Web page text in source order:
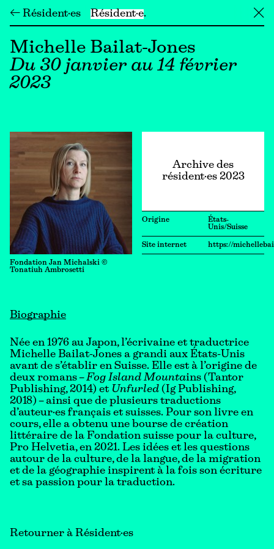
← Résident·es Résident·e ╳
Michelle Bailat-Jones
Du 30 janvier au 14 février
2023
Fondation Jan Michalski ©
Tonatiuh Ambrosetti
Archive des
résident·es 2023
Origine
États-
Unis/Suisse
Site internet https://
Biographie
Née en 1976 au Japon, l’écrivaine et traductrice
Michelle Bailat-Jones a grandi aux États-Unis
avant de s’établir en Suisse. Elle est à l’origine de
deux romans –Fog Island Mountains (Tantor
Publishing, 2014) et Unfurled (Ig Publishing,
2018) – ainsi que de plusieurs traductions
d’auteur·es français et suisses. Pour son livre en
cours, elle a obtenu une bourse de création
littéraire de la Fondation suisse pour la culture,
Pro Helvetia, en 2021. Les idées et les questions
autour de la culture, de la langue, de la migration
et de la géographie inspirent à la fois son écriture
et sa passion pour la traduction.
Retourner à Résident·es